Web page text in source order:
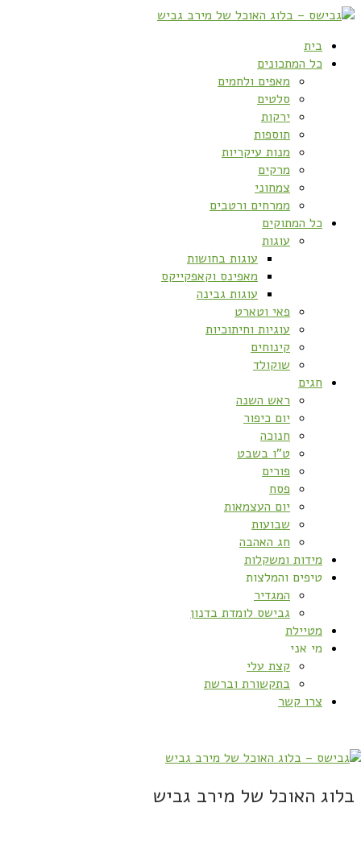
בית
כל המתכונים
מאפים ולחמים
סלטים
ירקות
תוספות
מנות עיקריות
מרקים
צמחוני
ממרחים ורטבים
כל המתוקים
עוגות
עוגות בחושות
מאפינס וקאפקייקס
עוגות גבינה
פאי וטארט
עוגיות וחיתוכיות
קינוחים
שוקולד
חגים
ראש השנה
יום כיפור
חנוכה
ט”ו בשבט
פורים
פסח
יום העצמאות
שבועות
חג האהבה
מידות ומשקלות
טיפים והמלצות
המגדיר
גבישס לומדת בדנון
מטיילת
מי אני
קצת עלי
בתקשורת וברשת
צרו קשר
בלוג האוכל של מירב גביש